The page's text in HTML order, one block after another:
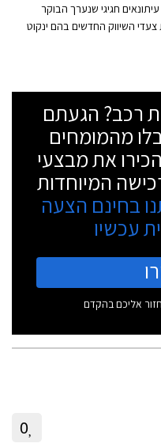
חגיגי שנערך הבוקר
השיווק החדשים בהם ינקוט
יגואר ישראל, מעורבות
רכב? הגעתם
מהמומחים
את מבצעי
המיוחדות
בחינם הצעה
עכשיו
אליכם בהקדם
0